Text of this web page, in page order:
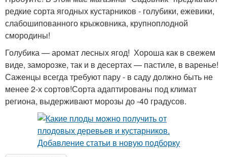
редкие сорта ягодных кустарников - голубики, ежевики,
слабошипованного крыжовника, крупноплодной
смородины!
Голубика — аромат лесных ягод! Хороша как в свежем
виде, заморозке, так и в десертах — пастиле, в варенье!
Саженцы всегда требуют пару - в саду должно быть не
менее 2-х сортов!Сорта адаптированы под климат
региона, выдерживают морозы до -40 градусов.